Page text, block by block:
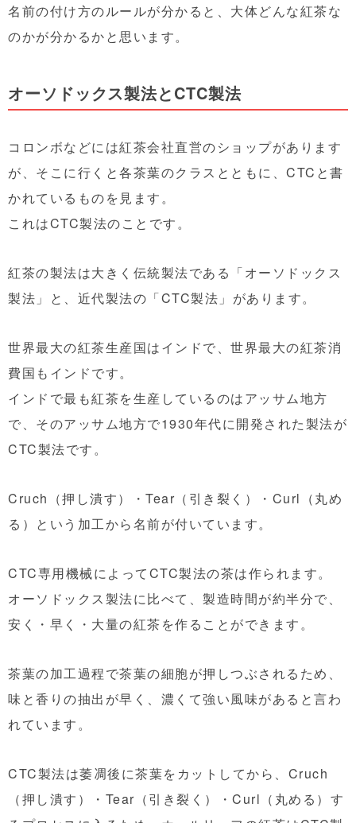
名前の付け方のルールが分かると、大体どんな紅茶な
のかが分かるかと思います。
オーソドックス製法とCTC製法
コロンボなどには紅茶会社直営のショップがあります
が、そこに行くと各茶葉のクラスとともに、CTCと書
かれているものを見ます。
これはCTC製法のことです。
紅茶の製法は大きく伝統製法である「オーソドックス
製法」と、近代製法の「CTC製法」があります。
世界最大の紅茶生産国はインドで、世界最大の紅茶消
費国もインドです。
インドで最も紅茶を生産しているのはアッサム地方
で、そのアッサム地方で1930年代に開発された製法が
CTC製法です。
Cruch（押し潰す）・Tear（引き裂く）・Curl（丸め
る）という加工から名前が付いています。
CTC専用機械によってCTC製法の茶は作られます。
オーソドックス製法に比べて、製造時間が約半分で、
安く・早く・大量の紅茶を作ることができます。
茶葉の加工過程で茶葉の細胞が押しつぶされるため、
味と香りの抽出が早く、濃くて強い風味があると言わ
れています。
CTC製法は萎凋後に茶葉をカットしてから、Cruch
（押し潰す）・Tear（引き裂く）・Curl（丸める）す